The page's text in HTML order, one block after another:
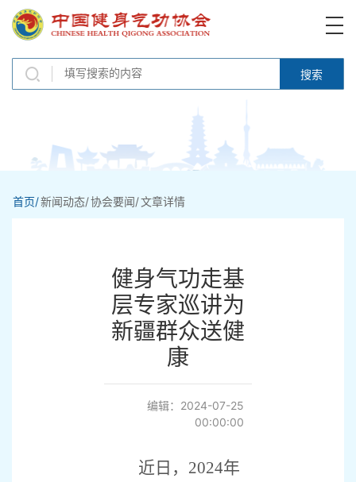
搜索
首页/新闻动态/协会要闻/文章详情
健身气功走基
层专家巡讲为
新疆群众送健
康
编辑：2024-07-25
00:00:00
近日，2024年